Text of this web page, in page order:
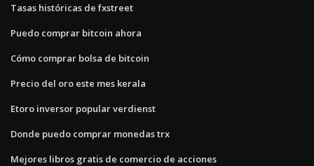
Tasas históricas de fxstreet
Puedo comprar bitcoin ahora
Cómo comprar bolsa de bitcoin
Precio del oro este mes kerala
Etoro inversor popular verdienst
Donde puedo comprar monedas trx
Mejores libros gratis de comercio de acciones